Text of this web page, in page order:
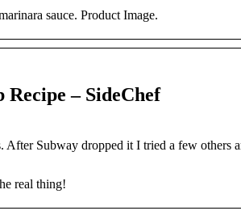
sauce. Product Image.
– SideChef
Subway dropped it I tried a few others
real thing!